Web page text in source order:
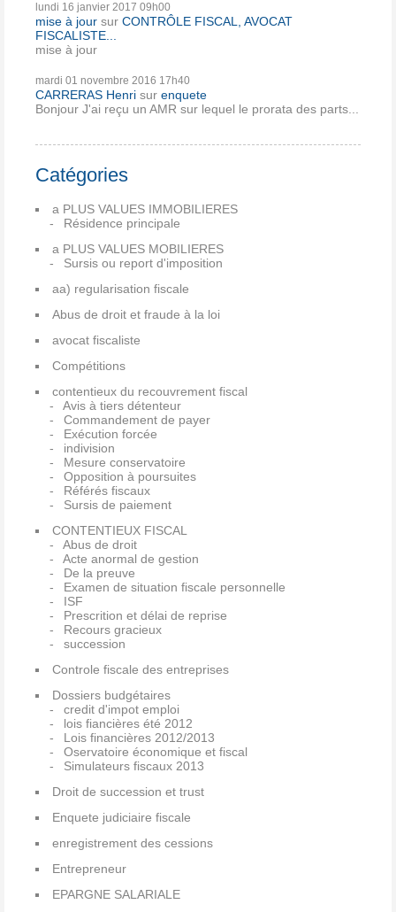
lundi 16 janvier 2017 09h00
mise à jour sur CONTRÔLE FISCAL, AVOCAT
FISCALISTE...
mise à jour
mardi 01 novembre 2016 17h40
CARRERAS Henri sur enquete
Bonjour J'ai reçu un AMR sur lequel le prorata des parts...
Catégories
a PLUS VALUES IMMOBILIERES
Résidence principale
a PLUS VALUES MOBILIERES
Sursis ou report d'imposition
aa) regularisation fiscale
Abus de droit et fraude à la loi
avocat fiscaliste
Compétitions
contentieux du recouvrement fiscal
Avis à tiers détenteur
Commandement de payer
Exécution forcée
indivision
Mesure conservatoire
Opposition à poursuites
Référés fiscaux
Sursis de paiement
CONTENTIEUX FISCAL
Abus de droit
Acte anormal de gestion
De la preuve
Examen de situation fiscale personnelle
ISF
Prescrition et délai de reprise
Recours gracieux
succession
Controle fiscale des entreprises
Dossiers budgétaires
credit d'impot emploi
lois fiancières été 2012
Lois financières 2012/2013
Oservatoire économique et fiscal
Simulateurs fiscaux 2013
Droit de succession et trust
Enquete judiciaire fiscale
enregistrement des cessions
Entrepreneur
EPARGNE SALARIALE